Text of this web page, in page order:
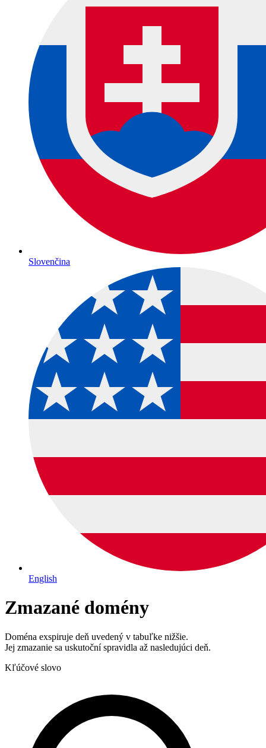
Slovenčina
English
Zmazané domény
Doména exspiruje deň uvedený v tabuľke nižšie.
Jej zmazanie sa uskutoční spravidla až nasledujúci deň.
Kľúčové slovo